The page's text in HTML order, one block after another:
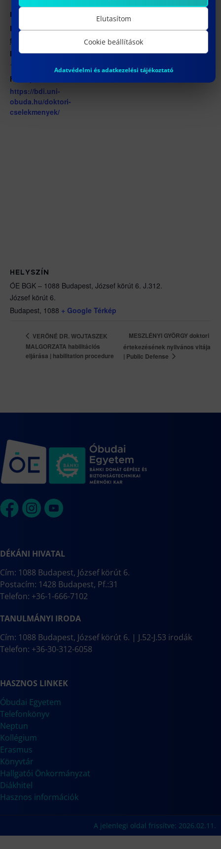
Dátum:
február 27
Időpont:
10:00 - 12:00
Honlap:
https://bdi.uni-
obuda.hu/doktori-
cselekmenyek/
SZERVEZŐ
BDI
Tekintse meg a Szervező
HELYSZÍN
ÓE BGK – 1088 Budapest, József körút 6. J.312.
József körút 6.
Budapest, 1088 + Google Térkép
VERŐNÉ DR. WOJTASZEK
MALGORZATA habilitációs
eljárása | habilitation procedure
MESZLÉNYI GYÖRGY doktori
értekezésének nyilvános vitája
| Public Defense
DÉKÁNI HIVATAL
Cím: 1088 Budapest, József körút 6.
Postacím: 1428 Budapest, Pf.:31
Telefon: +36-1-666-7102
TANULMÁNYI IRODA
Cím: 1088 Budapest, József körút 6. | J.52-J.53 irodák
Telefon: +36-30-312-6058
HASZNOS LINKEK
Óbudai Egyetem
Telefonkönyv
Neptun
Kollégium
Erasmus
Könyvtár
Hallgatói Önkormányzat
Diákhitel
Hasznos információk
Elutasítom
Cookie beállítások
Adatvédelmi és adatkezelési tájékoztató
A jelenlegi oldal frissítve: 2026.02.11.